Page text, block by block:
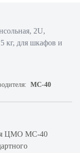
2U,
кг, для шкафов и
МС-40
ЦМО МС-40